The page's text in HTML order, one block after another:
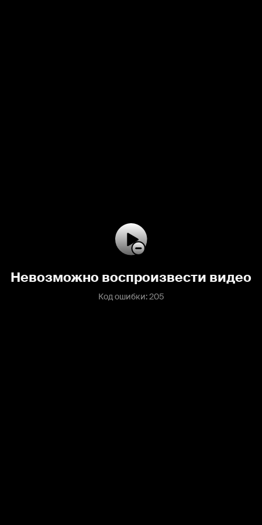
Невозможно воспроизвести видео
Код ошибки: 205